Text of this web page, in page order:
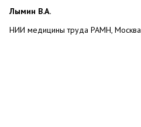
Лымин В.А.
НИИ медицины труда РАМН, Москва